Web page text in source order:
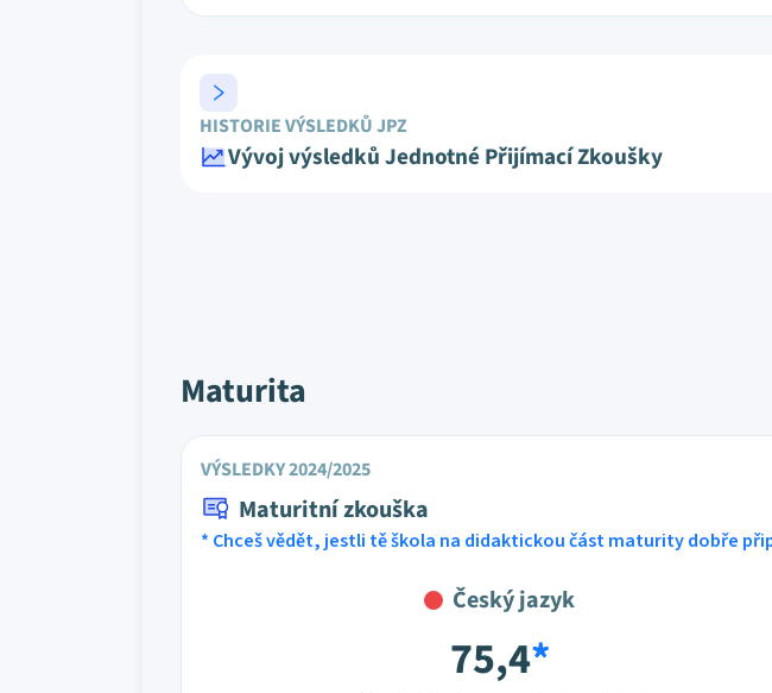
HISTORIE VÝSLEDKŮ JPZ
Vývoj výsledků Jednotné Přijímací Zkoušky
Maturita
VÝSLEDKY 2024/2025
Maturitní zkouška
* Chceš vědět, jestli tě škola na didaktickou část maturity dobře
Český jazyk
75,4*